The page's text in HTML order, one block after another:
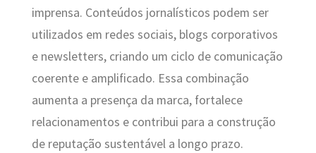
imprensa. Conteúdos jornalísticos podem ser
utilizados em redes sociais, blogs corporativos
e newsletters, criando um ciclo de comunicação
coerente e amplificado. Essa combinação
aumenta a presença da marca, fortalece
relacionamentos e contribui para a construção
de reputação sustentável a longo prazo.